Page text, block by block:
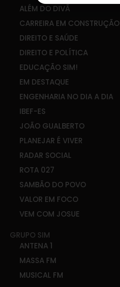
ALÉM DO DIVÃ
CARREIRA EM CONSTRUÇÃO
DIREITO E SAÚDE
DIREITO E POLÍTICA
EDUCAÇÃO SIM!
EM DESTAQUE
ENGENHARIA NO DIA A DIA
IBEF-ES
JOÃO GUALBERTO
PLANEJAR É VIVER
RADAR SOCIAL
ROTA 027
SAMBÃO DO POVO
VALOR EM FOCO
VEM COM JOSUE
GRUPO SIM
ANTENA 1
MASSA FM
MUSICAL FM